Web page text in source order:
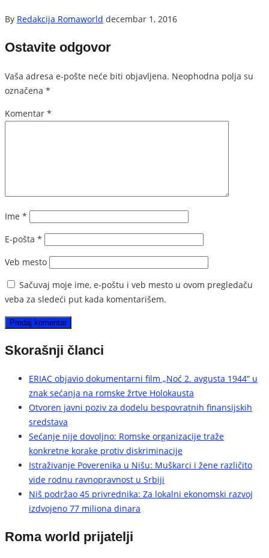
By Redakcija Romaworld decembar 1, 2016
Ostavite odgovor
Vaša adresa e-pošte neće biti objavljena. Neophodna polja su
označena *
Komentar *
Ime *
E-pošta *
Veb mesto
Sačuvaj moje ime, e-poštu i veb mesto u ovom pregledaču
veba za sledeći put kada komentarišem.
Skorašnji članci
ERIAC objavio dokumentarni film „Noć 2. avgusta 1944“ u
znak sećanja na romske žrtve Holokausta
Otvoren javni poziv za dodelu bespovratnih finansijskih
sredstava
Sećanje nije dovoljno: Romske organizacije traže
konkretne korake protiv diskriminacije
Istraživanje Poverenika u Nišu: Muškarci i žene različito
vide rodnu ravnopravnost u Srbiji
Niš podržao 45 privrednika: Za lokalni ekonomski razvoj
izdvojeno 77 miliona dinara
Roma world prijatelji